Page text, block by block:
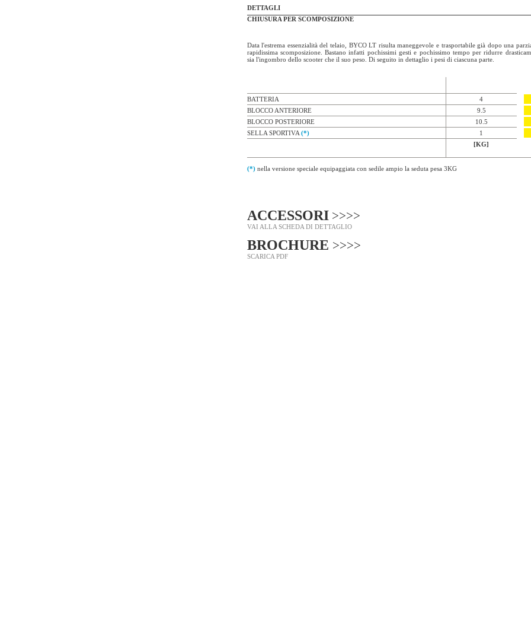
DETTAGLI
CHIUSURA PER SCOMPOSIZIONE
Data l'estrema essenzialità del telaio, BYCO LT risulta maneggevole e trasportabile già dopo una
rapidissima scomposizione. Bastano infatti pochissimi gesti e pochissimo tempo per ridurre
sia l'ingombro dello scooter che il suo peso. Di seguito in dettaglio i pesi di ciascuna parte.
BATTERIA 4
BLOCCO ANTERIORE
9.5
BLOCCO POSTERIORE
10.5
SELLA SPORTIVA(*) 1
[KG]
(*)nella versione speciale equipaggiata con sedile ampio la seduta pesa 3KGdipeso
ACCESSORI >>>>
VAI ALLA SCHEDA DI DETTAGLIO
BROCHURE >>>>
SCARICA PDF